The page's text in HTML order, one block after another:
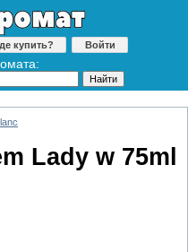
купить? Войти
Lady w 75ml